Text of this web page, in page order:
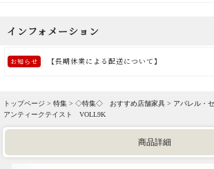
トップページ > 特集 > ◇特集◇ おすすめ店舗家具 > アパレル・
アンティークテイスト VOLL9K
商品詳細